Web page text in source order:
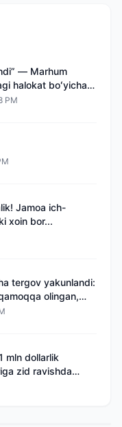
— Marhum
halokat boʻyicha
PM
Jamoa ich-
xoin bor...
tergov yakunlandi:
olingan,
boʻlgan
mln dollarlik
zid ravishda